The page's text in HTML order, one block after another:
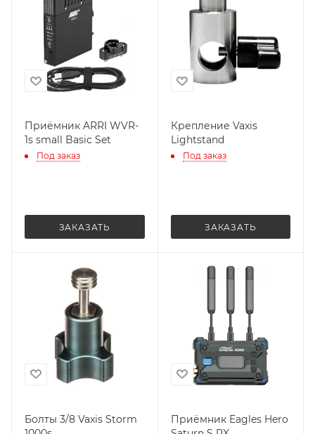
Приёмник ARRI WVR-
1s small Basic Set
Под заказ
ЗАКАЗАТЬ
Крепление Vaxis
Lightstand
Под заказ
ЗАКАЗАТЬ
Болты 3/8 Vaxis Storm
Приёмник Eagles Hero